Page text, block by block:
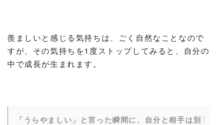
羨ましいと感じる気持ちは、ごく自然なことなので
すが、その気持ちを1度ストップしてみると、自分の
中で成長が生まれます。
「うらやましい」と言った瞬間に、自分と相手は別